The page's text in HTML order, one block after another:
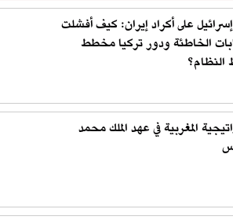
على أكراد إيران: كيف أفشلت
الخاطئة ودور تركيا مخطط
المغربية في عهد الملك محمد